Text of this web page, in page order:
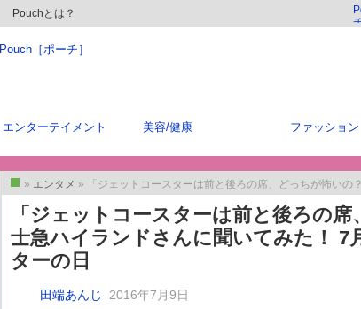
Pouchとは？
Pouch［ポーチ］
エンターテイメント 美容/健康 ファッション
トップ
» エンタメ » 「ジェットコースターは前と後ろの席、どっちが怖いの？」富士急ハイラ
「ジェットコースターは前と後ろの
士急ハイランドさんに聞いてみた！ 7
ターの日
田端あんじ 2016年7月9日